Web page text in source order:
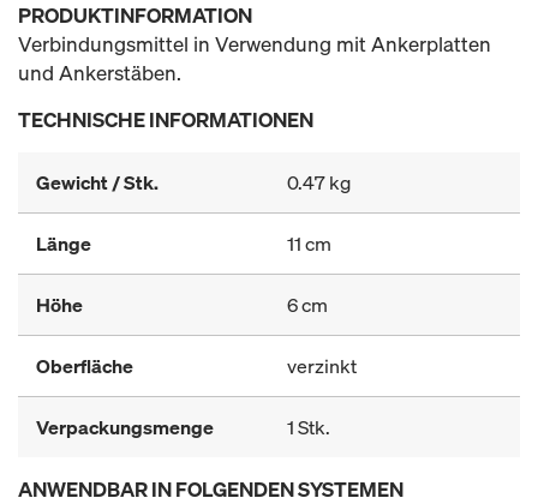
PRODUKTINFORMATION
Verbindungsmittel in Verwendung mit Ankerplatten
und Ankerstäben.
TECHNISCHE INFORMATIONEN
Gewicht / Stk. 0.47 kg
Länge 11 cm
Höhe 6 cm
Oberfläche verzinkt
Verpackungsmenge 1 Stk.
ANWENDBAR IN FOLGENDEN SYSTEMEN